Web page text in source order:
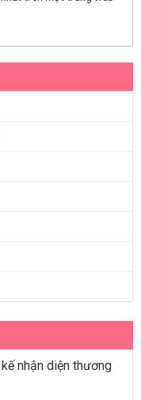
nhận diện thương